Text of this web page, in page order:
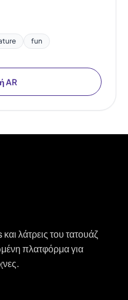
fun
AR
λάτρεις του τατουάζ
πλατφόρμα για